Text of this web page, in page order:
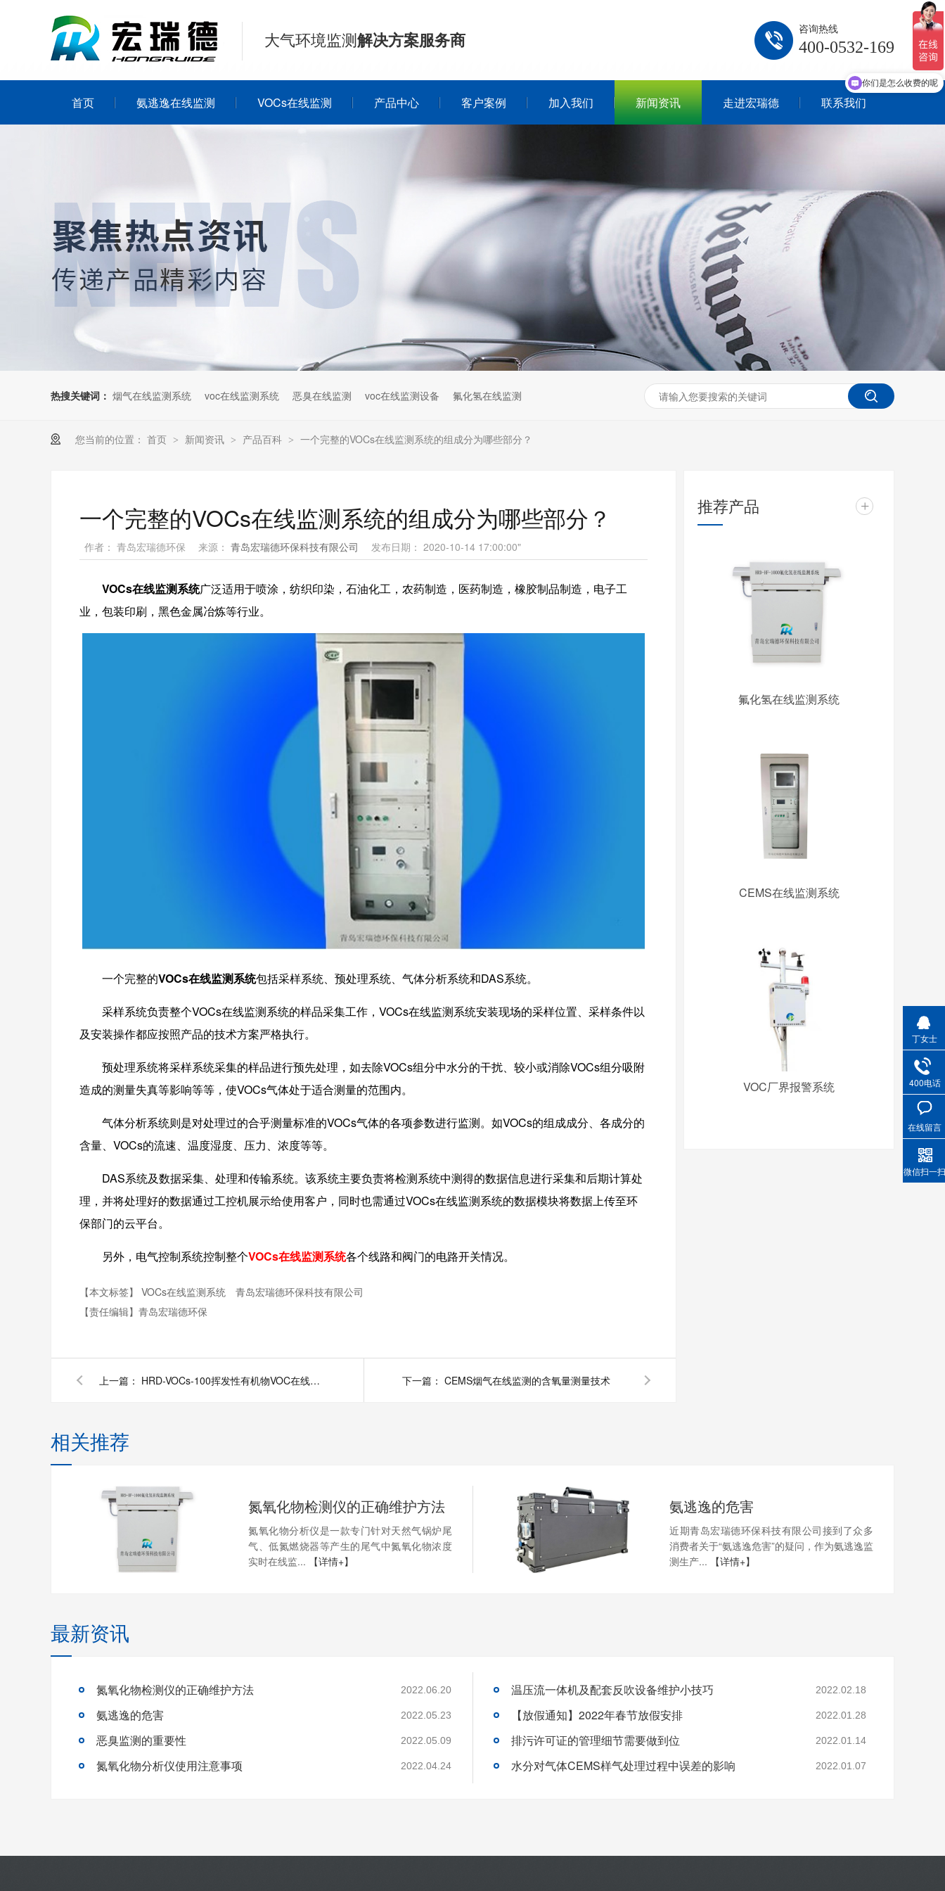
大气环境监测解决方案服务商 咨询热线
400-0532-169
首页 氨逃逸在线监测 VOCs在线监测 产品中心 客户案例 加入我们 新闻资讯 走进宏瑞德 联系我们
热搜关键词： 烟气在线监测系统 voc在线监测系统 恶臭在线监测 voc在线监测设备 氟化氢在线监测
您当前的位置： 首页 > 新闻资讯 > 产品百科 > 一个完整的VOCs在线监测系统的组成分为哪些部分？
一个完整的VOCs在线监测系统的组成分为哪些部分？
作者： 青岛宏瑞德环保 来源： 青岛宏瑞德环保科技有限公司 发布日期： 2020-10-14 17:00:00"
VOCs在线监测系统广泛适用于喷涂，纺织印染，石油化工，农药制造，医药制造，橡胶制品制造，电子工
业，包装印刷，黑色金属冶炼等行业。
一个完整的VOCs在线监测系统包括采样系统、预处理系统、气体分析系统和DAS系统。
采样系统负责整个VOCs在线监测系统的样品采集工作，VOCs在线监测系统安装现场的采样位置、采样条件以
及安装操作都应按照产品的技术方案严格执行。
预处理系统将采样系统采集的样品进行预先处理，如去除VOCs组分中水分的干扰、较小或消除VOCs组分吸附
造成的测量失真等影响等等，使VOCs气体处于适合测量的范围内。
气体分析系统则是对处理过的合乎测量标准的VOCs气体的各项参数进行监测。如VOCs的组成成分、各成分的
含量、VOCs的流速、温度湿度、压力、浓度等等。
DAS系统及数据采集、处理和传输系统。该系统主要负责将检测系统中测得的数据信息进行采集和后期计算处
理，并将处理好的数据通过工控机展示给使用客户，同时也需通过VOCs在线监测系统的数据模块将数据上传至环
保部门的云平台。
另外，电气控制系统控制整个VOCs在线监测系统各个线路和阀门的电路开关情况。
【本文标签】 VOCs在线监测系统
青岛宏瑞德环保科技有限公司
【责任编辑】 青岛宏瑞德环保
上一篇： HRD-VOCs-100挥发性有机物VOC在线报警系统 下一篇： CEMS烟气在线监测的含氧量测量技术
推荐产品 +
氟化氢在线监测系统
CEMS在线监测系统
VOC厂界报警系统
相关推荐
氮氧化物检测仪的正确维护方法
氮氧化物分析仪是一款专门针对天然气锅炉尾
气、低氮燃烧器等产生的尾气中氮氧化物浓度
实时在线监...
【详情+】
氨逃逸的危害
近期青岛宏瑞德环保科技有限公司接到了众多
消费者关于“氨逃逸危害”的疑问，作为氨逃逸监
测生产...
【详情+】
最新资讯
氮氧化物检测仪的正确维护方法 2022.06.20
氨逃逸的危害 2022.05.23
恶臭监测的重要性 2022.05.09
氮氧化物分析仪使用注意事项 2022.04.24
温压流一体机及配套反吹设备维护小技巧 2022.02.18
【放假通知】2022年春节放假安排 2022.01.28
排污许可证的管理细节需要做到位 2022.01.14
水分对气体CEMS样气处理过程中误差的影响 2022.01.07
丁女士
400电话
在线留言
微信扫一扫
你们是怎么收费的呢
现在有优惠活动吗